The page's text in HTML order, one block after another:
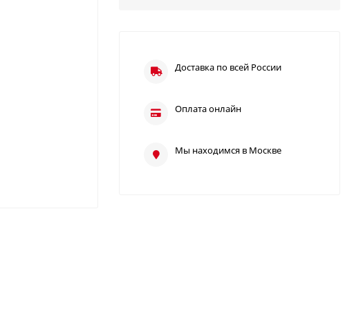
Доставка по всей России
Оплата онлайн
Мы находимся в Москве